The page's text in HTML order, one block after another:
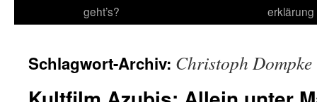
geht’s?
erklärung
Schlagwort-Archiv: Christoph Dompke